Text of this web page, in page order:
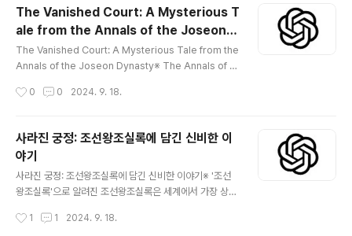
할 수 없는 이상하고 으스스한 이야기가 자리잡고 있습니
다. 그러한 이야기 ​​중 하나는 17세기 후반 숙종 통치 중에
발생한 불안한 사건인 유령 방문의 미스터리입니다. 이 이
야기는 여러 세대에 걸쳐 역사가들을 당혹스럽게 만들었으
로 남아 있습니다. 배경: 격동의 숙종대왕숙종(1661~172
The Vanished Court: A Mysterious T
ale from the Annals of the Joseon D
ynasty
The Vanished Court: A Mysterious Tale from the
Annals of the Joseon Dynasty※ The Annals of th
lok," are among the most detailed historical rec
1,800 volumes, they provide an extraordinary gl
impse into Korea’s royal history, meticulously ch
ronicling the lives, decisions, and intrigues of th
e Joseon kings. Ye..
0 0 2024. 9. 18.
사라진 궁정: 조선왕조실록에 담긴 신비한 이
야기
사라진 궁정: 조선왕조실록에 담긴 신비한 이야기※ '조선
왕조실록'으로 알려진 조선왕조실록은 세계에서 가장 상세
하는 이 책은 조선 왕들의 삶과 결정, 음모를 꼼꼼하게 기록
1 1 2024. 9. 18.